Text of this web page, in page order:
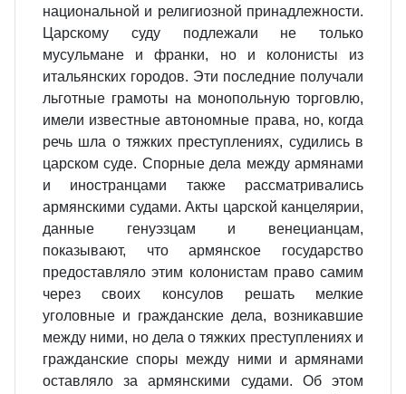
национальной и религиозной принадлежности.
Царскому суду подлежали не только
мусульмане и франки, но и колонисты из
итальянских городов. Эти последние получали
льготные грамоты на монопольную торговлю,
имели известные автономные права, но, когда
речь шла о тяжких преступлениях, судились в
царском суде. Спорные дела между армянами
и иностранцами также рассматривались
армянскими судами. Акты царской канцелярии,
данные генуэзцам и венецианцам,
показывают, что армянское государство
предоставляло этим колонистам право самим
через своих консулов решать мелкие
уголовные и гражданские дела, возникавшие
между ними, но дела о тяжких преступлениях и
гражданские споры между ними и армянами
оставляло за армянскими судами. Об этом